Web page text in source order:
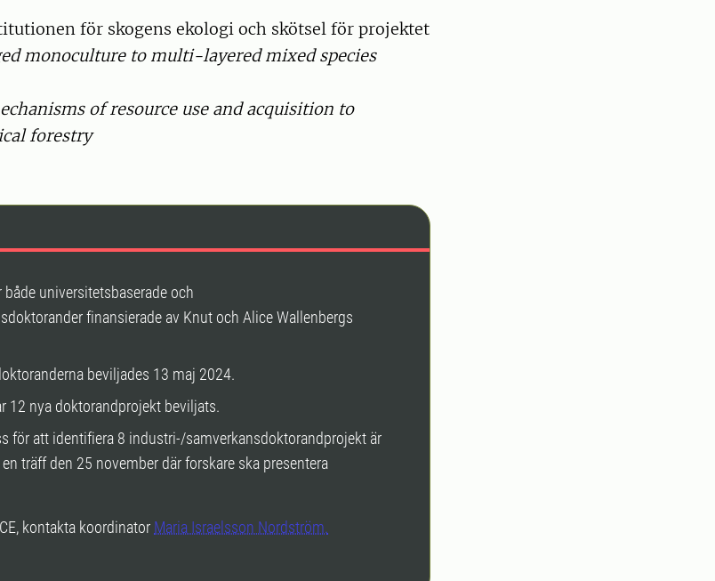
för skogens ekologi och skötsel för projektet
monoculture to multi-layered mixed species
of resource use and acquisition to
forestry
universitetsbaserade och
finansierade av Knut och Alice Wallenbergs
beviljades 13 maj 2024.
12 nya doktorandprojekt beviljats.
för att identifiera 8 industri-/samverkansdoktorandprojekt är
träff den 25 november där forskare ska presentera
kontakta koordinator Maria Israelsson Nordström.